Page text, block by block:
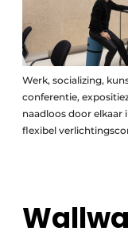
Werk, socializing,
conferentie,
naadloos door elkaar
flexibel